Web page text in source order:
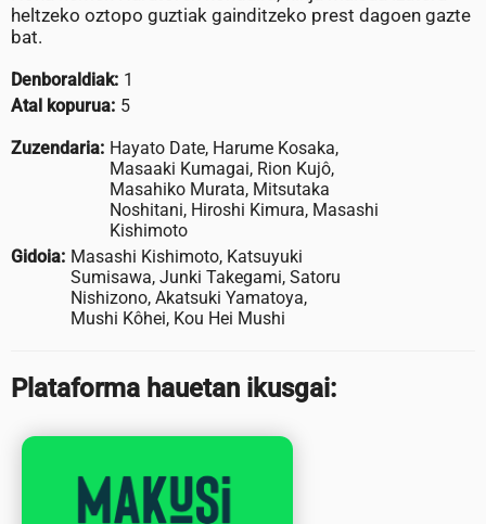
heltzeko oztopo guztiak gainditzeko prest dagoen gazte
bat.
Denboraldiak: 1
Atal kopurua: 5
Zuzendaria: Hayato Date, Harume Kosaka,
Masaaki Kumagai, Rion Kujô,
Masahiko Murata, Mitsutaka
Noshitani, Hiroshi Kimura, Masashi
Kishimoto
Gidoia: Masashi Kishimoto, Katsuyuki
Sumisawa, Junki Takegami, Satoru
Nishizono, Akatsuki Yamatoya,
Mushi Kôhei, Kou Hei Mushi
Plataforma hauetan ikusgai: